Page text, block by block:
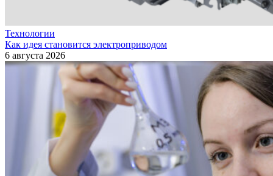
Технологии
Как идея становится электроприводом
6 августа 2026